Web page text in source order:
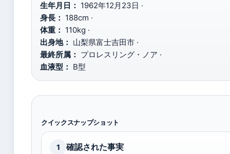
生年月日： 1962年12月23日 ·
身長： 188cm ·
体重： 110kg ·
出身地： 山梨県富士吉田市 ·
最終所属： プロレスリング・ノア ·
血液型： B型
クイックスナップショット
1 確認された事実